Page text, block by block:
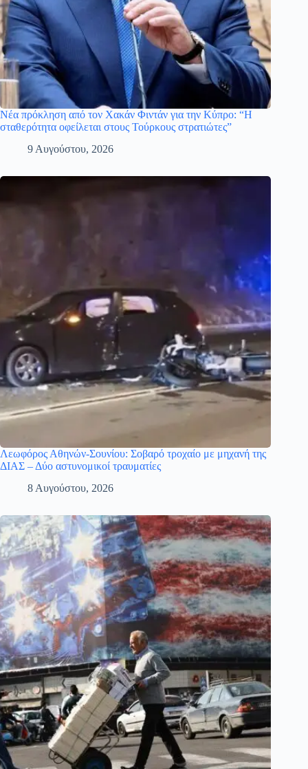
Νέα πρόκληση από τον Χακάν Φιντάν για την Κύπρο: “Η
σταθερότητα οφείλεται στους Τούρκους στρατιώτες”
9 Αυγούστου, 2026
Λεωφόρος Αθηνών-Σουνίου: Σοβαρό τροχαίο με μηχανή της
ΔΙΑΣ – Δύο αστυνομικοί τραυματίες
8 Αυγούστου, 2026